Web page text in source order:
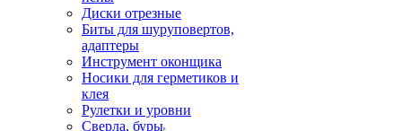
Диски отрезные
Биты для шуруповертов,
адаптеры
Инструмент оконщика
Носики для герметиков и
клея
Рулетки и уровни
Сверла, буры